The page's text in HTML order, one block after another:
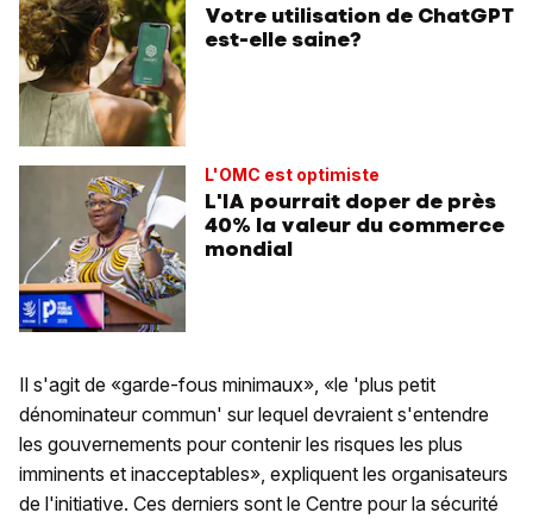
Votre utilisation de ChatGPT
est-elle saine?
L'OMC est optimiste
L'IA pourrait doper de près
40% la valeur du commerce
mondial
Il s'agit de «garde-fous minimaux», «le 'plus petit
dénominateur commun' sur lequel devraient s'entendre
les gouvernements pour contenir les risques les plus
imminents et inacceptables», expliquent les organisateurs
de l'initiative. Ces derniers sont le Centre pour la sécurité